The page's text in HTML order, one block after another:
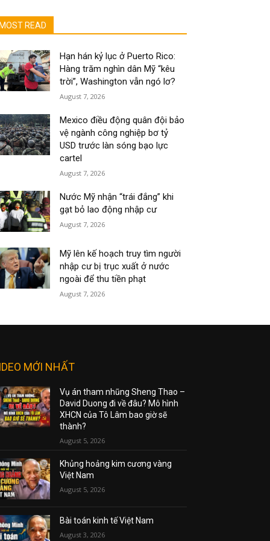
MOST READ
Hạn hán kỷ lục ở Puerto Rico:
Hàng trăm nghìn dân Mỹ “kêu
trời”, Washington vẫn ngó lơ?
August 7, 2026
Mexico điều động quân đội bảo
vệ ngành công nghiệp bơ tỷ
USD trước làn sóng bạo lực
cartel
August 7, 2026
Nước Mỹ nhận “trái đắng” khi
gạt bỏ lao động nhập cư
August 7, 2026
Mỹ lên kế hoạch truy tìm người
nhập cư bị trục xuất ở nước
ngoài để thu tiền phạt
August 7, 2026
MỚI NHẤT
Vụ án tham nhũng Sheng Thao –
David Duong đi về đâu? Mô hình
XHCN của Tô Lâm bao giờ sẽ
thành?
August 5, 2026
Khủng hoảng kim cương vàng
Việt Nam
August 5, 2026
Bài toán kinh tế Việt Nam
August 3, 2026